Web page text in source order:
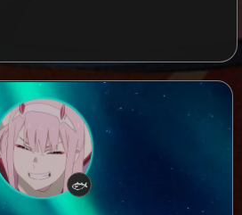
🐟认真摸鱼中